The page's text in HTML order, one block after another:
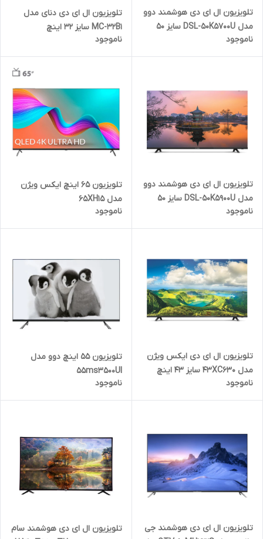
تلویزیون ال ای دی هوشمند دوو
مدل DSL-50K5700U سایز 50
اینچ
ناموجود
تلویزیون ال ای دی دنای مدل
MC-32B1 سایز 32 اینچ
ناموجود
تلویزیون ال ای دی هوشمند دوو
مدل DSL-50K5900U سایز 50
اینچ
ناموجود
تلویزیون 65 اینچ ایکس ویژن
مدل 65XH15
ناموجود
تلویزیون ال ای دی ایکس ویژن
مدل 43XC630 سایز 43 اینچ
ناموجود
تلویزیون 55 اینچ دوو مدل
55ms3500UI
ناموجود
تلویزیون ال ای دی هوشمند جی
تلویزیون ال ای دی هوشمند سام